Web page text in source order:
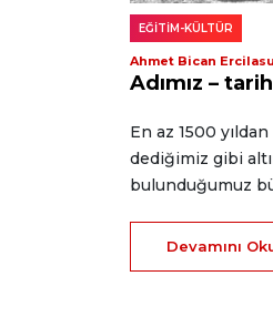
EĞİTİM-KÜLTÜR
Ahmet Bican
Adımız –
En az 1500
dediğimiz gibi
bulunduğumuz
Devamını